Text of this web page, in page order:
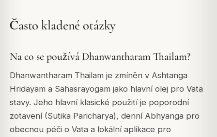
Často kladené otázky
Na co se používá Dhanwantharam Thailam?
Dhanwantharam Thailam je zmíněn v Ashtanga
Hridayam a Sahasrayogam jako hlavní olej pro Vata
stavy. Jeho hlavní klasické použití je poporodní
zotavení (Sutika Paricharya), denní Abhyanga pro
obecnou péči o Vata a lokální aplikace pro